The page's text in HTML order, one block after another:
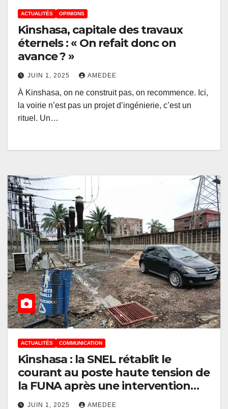
ACTUALITÉS OPINIONS
Kinshasa, capitale des travaux
éternels : « On refait donc on
avance ? »
JUIN 1, 2025 AMEDEE
À Kinshasa, on ne construit pas, on recommence. Ici,
la voirie n’est pas un projet d’ingénierie, c’est un
rituel. Un…
ACTUALITÉS COMMUNICATION
Kinshasa : la SNEL rétablit le
courant au poste haute tension de
la FUNA après une intervention
technique ciblée
JUIN 1, 2025 AMEDEE